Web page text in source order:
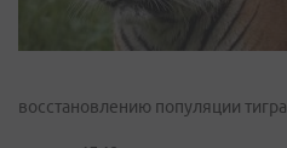
восстановлению популяции тигра